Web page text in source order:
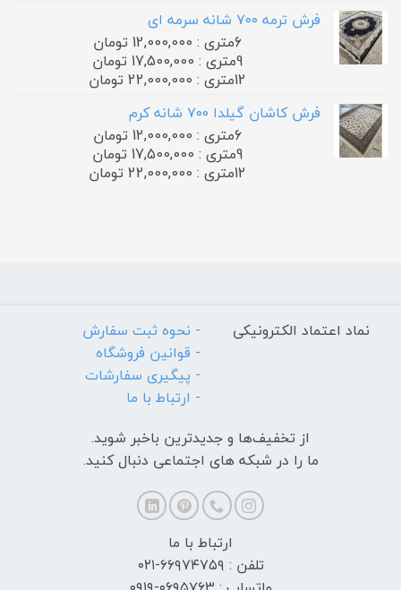
فرش ترمه ۷۰۰ شانه سرمه ای
6متری : 12,000,000 تومان
9متری : 17,500,000 تومان
12متری : 22,000,000 تومان
فرش کاشان گیلدا ۷۰۰ شانه کرم
6متری : 12,000,000 تومان
9متری : 17,500,000 تومان
12متری : 22,000,000 تومان
نماد اعتماد الکترونیکی
- نحوه ثبت سفارش
- قوانین فروشگاه
- پیگیری سفارشات
- ارتباط با ما
از تخفیف‌ها و جدیدترین‌ باخبر شوید.
ما را در شبکه های اجتماعی دنبال کنید.
ارتباط با ما
تلفن : ۶۶۹۷۴۷۵۹-۰۲۱